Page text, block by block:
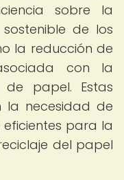
sobre la
de los
la reducción de
con la
papel. Estas
la necesidad de
para la
del papel